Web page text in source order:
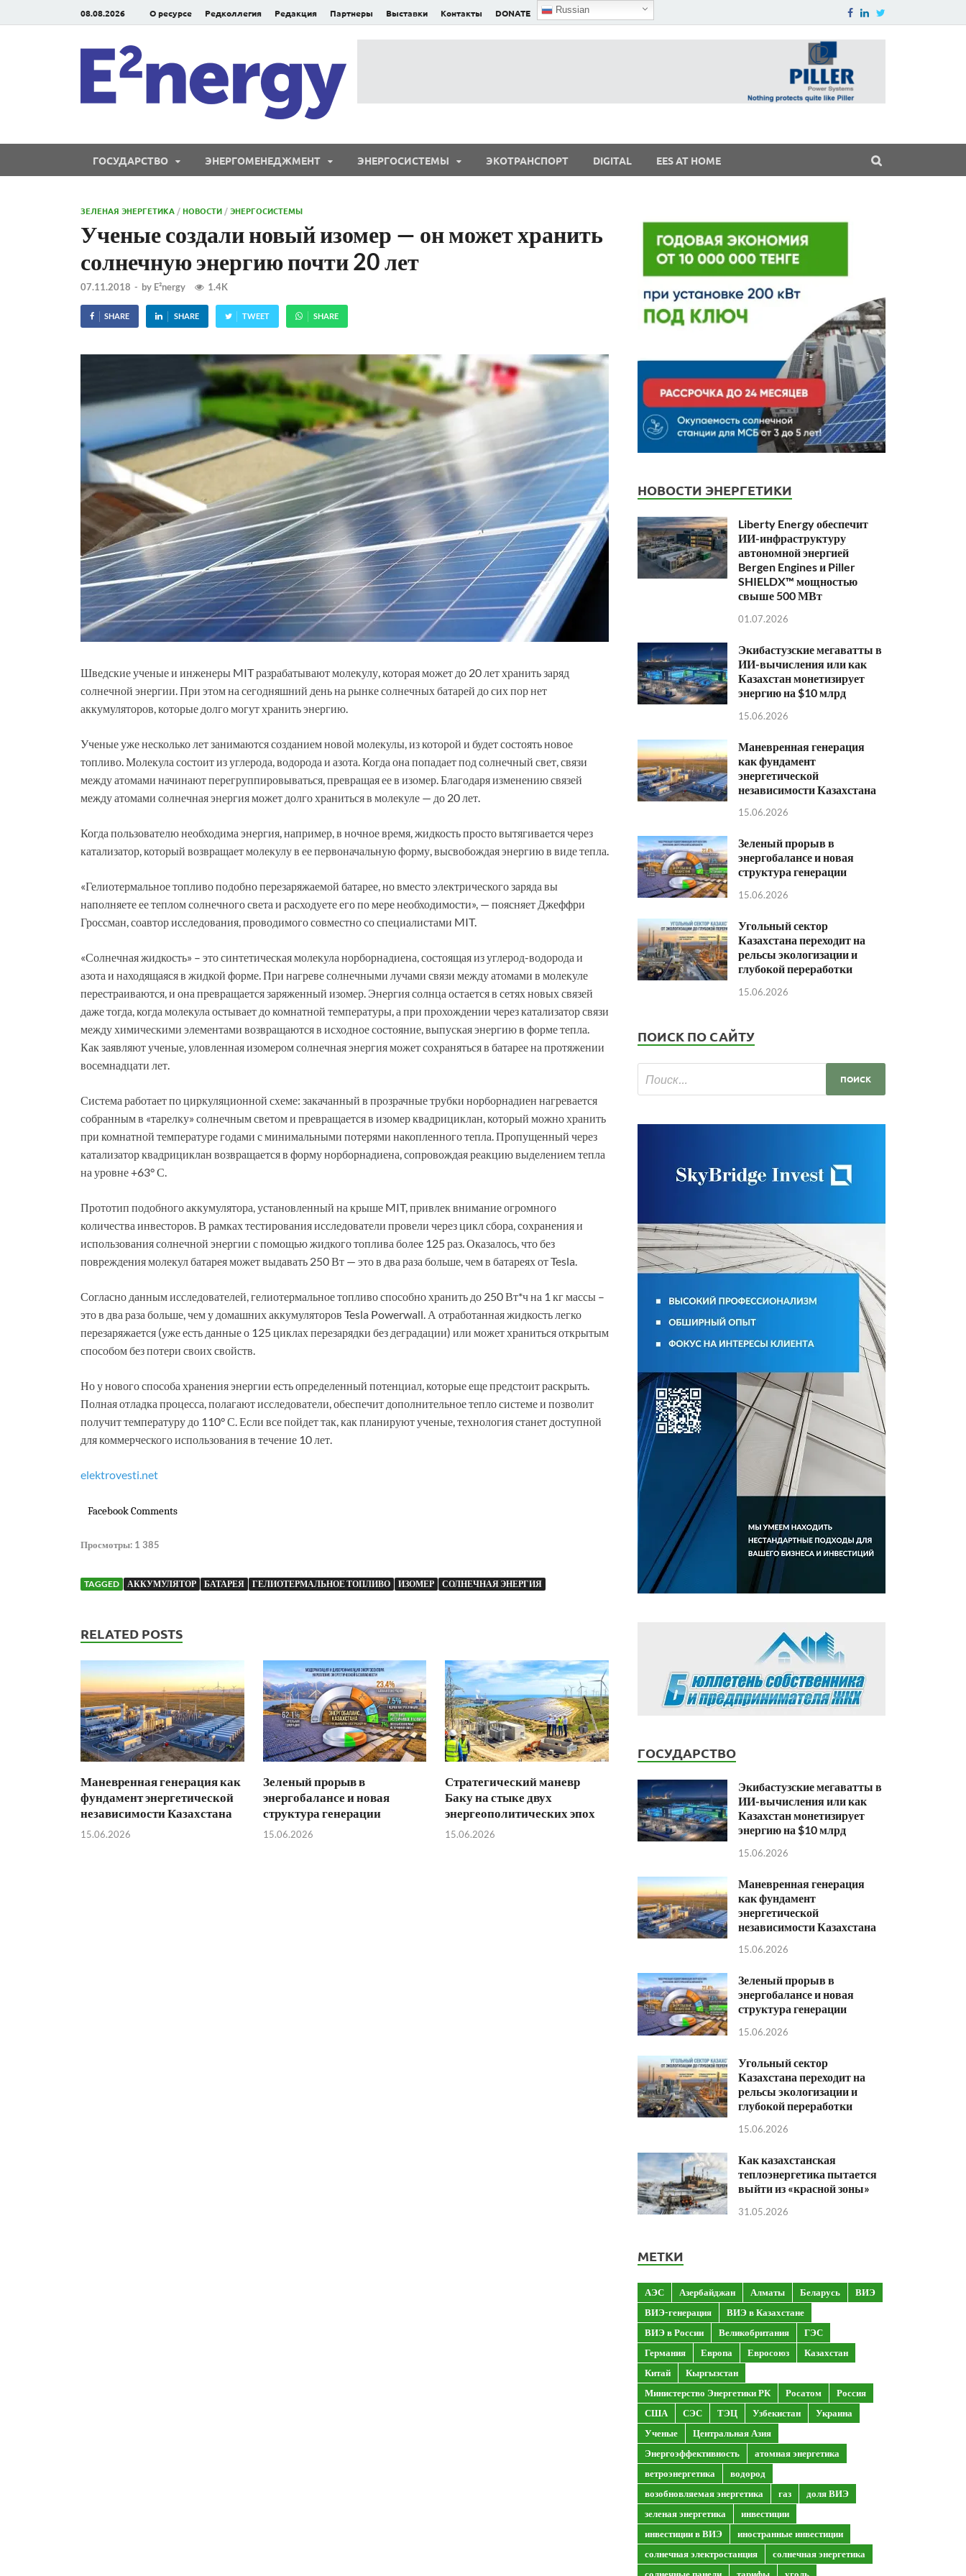
08.08.2026 О ресурсе Редколлегия Редакция Партнеры Выставки Контакты DONATE Russian
ГОСУДАРСТВО ЭНЕРГОМЕНЕДЖМЕНТ ЭНЕРГОСИСТЕМЫ ЭКОТРАНСПОРТ DIGITAL EES AT HOME
ЗЕЛЕНАЯ ЭНЕРГЕТИКА /НОВОСТИ /ЭНЕРГОСИСТЕМЫ
Ученые создали новый изомер — он может хранить
солнечную энергию почти 20 лет
07.11.2018 - by E²nergy 1.4K
SHARE SHARE TWEET SHARE
Шведские ученые и инженеры MIT разрабатывают молекулу, которая может до 20 лет хранить заряд
солнечной энергии. При этом на сегодняшний день на рынке солнечных батарей до сих пор нет
аккумуляторов, которые долго могут хранить энергию.
Ученые уже несколько лет занимаются созданием новой молекулы, из которой и будет состоять новое
топливо. Молекула состоит из углерода, водорода и азота. Когда она попадает под солнечный свет, связи
между атомами начинают перегруппировываться, превращая ее в изомер. Благодаря изменению связей
между атомами солнечная энергия может долго храниться в молекуле — до 20 лет.
Когда пользователю необходима энергия, например, в ночное время, жидкость просто вытягивается через
катализатор, который возвращает молекулу в ее первоначальную форму, высвобождая энергию в виде тепла.
«Гелиотермальное топливо подобно перезаряжаемой батарее, но вместо электрического заряда вы
наполняете ее теплом солнечного света и расходуете его по мере необходимости», — поясняет Джеффри
Гроссман, соавтор исследования, проводимого совместно со специалистами MIT.
«Солнечная жидкость» – это синтетическая молекула норборнадиена, состоящая из углерод-водорода и
азота и находящаяся в жидкой форме. При нагреве солнечными лучами связи между атомами в молекуле
перестраиваются, и она превращается заряженный изомер. Энергия солнца остается в сетях новых связей
даже тогда, когда молекула остывает до комнатной температуры, а при прохождении через катализатор связи
между химическими элементами возвращаются в исходное состояние, выпуская энергию в форме тепла.
Как заявляют ученые, уловленная изомером солнечная энергия может сохраняться в батарее на протяжении
восемнадцати лет.
Система работает по циркуляционной схеме: закачанный в прозрачные трубки норборнадиен нагревается
собранным в «тарелку» солнечным светом и превращается в изомер квадрициклан, который можно хранить
при комнатной температуре годами с минимальными потерями накопленного тепла. Пропущенный через
катализатор квадрициклан возвращается в форму норборнадиена, сопровождая реакцию выделением тепла
на уровне +63° С.
Прототип подобного аккумулятора, установленный на крыше MIT, привлек внимание огромного
количества инвесторов. В рамках тестирования исследователи провели через цикл сбора, сохранения и
использования солнечной энергии с помощью жидкого топлива более 125 раз. Оказалось, что без
повреждения молекул батарея может выдавать 250 Вт — это в два раза больше, чем в батареях от Tesla.
Согласно данным исследователей, гелиотермальное топливо способно хранить до 250 Вт*ч на 1 кг массы –
это в два раза больше, чем у домашних аккумуляторов Tesla Powerwall. А отработанная жидкость легко
перезаряжается (уже есть данные о 125 циклах перезарядки без деградации) или может храниться открытым
способом без потери своих свойств.
Но у нового способа хранения энергии есть определенный потенциал, которые еще предстоит раскрыть.
Полная отладка процесса, полагают исследователи, обеспечит дополнительное тепло системе и позволит
получит температуру до 110° С. Если все пойдет так, как планируют ученые, технология станет доступной
для коммерческого использования в течение 10 лет.
elektrovesti.net
Facebook Comments
Просмотры: 1 385
TAGGED АККУМУЛЯТОР БАТАРЕЯ ГЕЛИОТЕРМАЛЬНОЕ ТОПЛИВО ИЗОМЕР СОЛНЕЧНАЯ ЭНЕРГИЯ
RELATED POSTS
Маневренная генерация как
фундамент энергетической
независимости Казахстана
15.06.2026
Зеленый прорыв в
энергобалансе и новая
структура генерации
15.06.2026
Стратегический маневр
Баку на стыке двух
энергеополитических эпох
15.06.2026
НОВОСТИ ЭНЕРГЕТИКИ
Liberty Energy обеспечит
ИИ-инфраструктуру
автономной энергией
Bergen Engines и Piller
SHIELDX™ мощностью
свыше 500 МВт
01.07.2026
Экибастузские мегаватты в
ИИ-вычисления или как
Казахстан монетизирует
энергию на $10 млрд
15.06.2026
Маневренная генерация
как фундамент
энергетической
независимости Казахстана
15.06.2026
Зеленый прорыв в
энергобалансе и новая
структура генерации
15.06.2026
Угольный сектор
Казахстана переходит на
рельсы экологизации и
глубокой переработки
15.06.2026
ПОИСК ПО САЙТУ
ГОСУДАРСТВО
Экибастузские мегаватты в
ИИ-вычисления или как
Казахстан монетизирует
энергию на $10 млрд
15.06.2026
Маневренная генерация
как фундамент
энергетической
независимости Казахстана
15.06.2026
Зеленый прорыв в
энергобалансе и новая
структура генерации
15.06.2026
Угольный сектор
Казахстана переходит на
рельсы экологизации и
глубокой переработки
15.06.2026
Как казахстанская
теплоэнергетика пытается
выйти из «красной зоны»
31.05.2026
МЕТКИ
АЭС Азербайджан Алматы Беларусь
ВИЭ
ВИЭ-генерация
ВИЭ в Казахстане
ВИЭ в России
Великобритания
ГЭС
Германия
Европа Евросоюз
Казахстан
Китай
Кыргызстан
Министерство Энергетики РК
Росатом
Россия
США
СЭС ТЭЦ Узбекистан
Украина
Ученые
Центральная Азия
Энергоэффективность
атомная энергетика
ветроэнергетика
водород
возобновляемая энергетика
газ
доля ВИЭ
зеленая энергетика
инвестиции
инвестиции в ВИЭ
иностранные инвестиции
солнечная электростанция
солнечная энергетика
солнечные панели
тарифы уголь